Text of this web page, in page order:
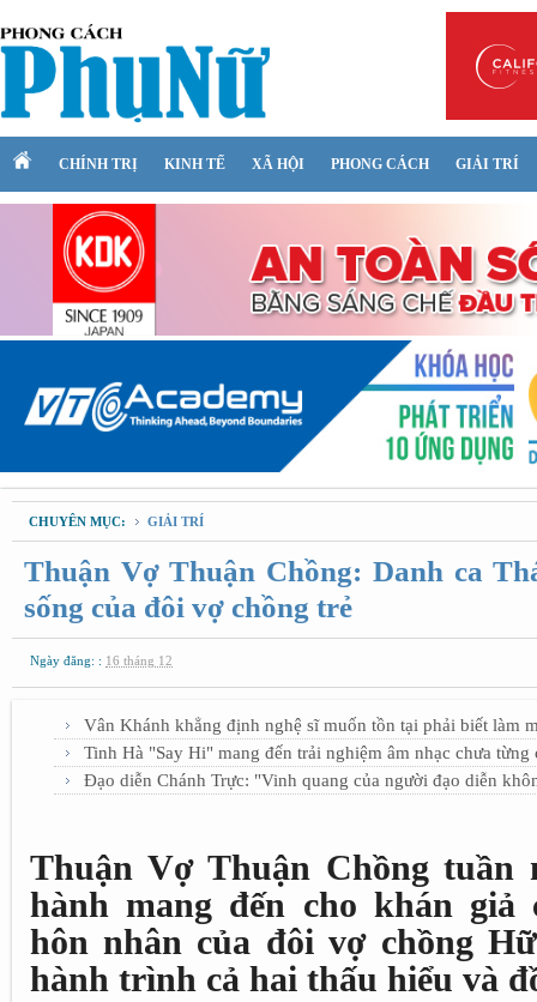
CHÍNH TRỊ KINH TẾ XÃ HỘI PHONG CÁCH GIẢI TRÍ
CHUYÊN MỤC: GIẢI TRÍ
Thuận Vợ Thuận Chồng: Danh ca
sống của đôi vợ chồng trẻ
Ngày đăng: : 16 tháng 12
Vân Khánh khẳng định nghệ sĩ muốn tồn tại phải biết làm
Tinh Hà "Say Hi" mang đến trải nghiệm âm nhạc chưa
Đạo diễn Chánh Trực: "Vinh quang của người đạo diễn
Thuận Vợ Thuận Chồng tuần
hành mang đến cho khán giả
hôn nhân của đôi vợ chồng
hành trình cả hai thấu hiểu và